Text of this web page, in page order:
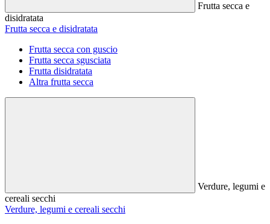
Frutta secca e
disidratata
Frutta secca e disidratata
Frutta secca con guscio
Frutta secca sgusciata
Frutta disidratata
Altra frutta secca
Verdure, legumi e
cereali secchi
Verdure, legumi e cereali secchi